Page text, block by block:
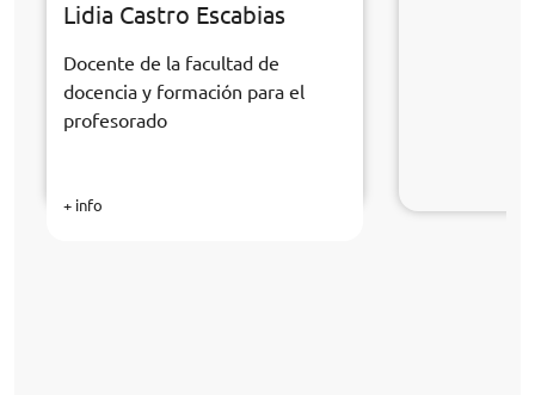
Lidia Castro Escabias
Docente de la facultad de
docencia y formación para el
profesorado
+ info